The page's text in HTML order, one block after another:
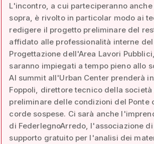
L'incontro, a cui parteciperanno
sopra, è rivolto in particolar modo ai
redigere il progetto preliminare del
affidato alle professionalità interne
Progettazione dell'Area Lavori
saranno impiegati a tempo pieno allo
Al summit all'Urban Center prenderà
Foppoli, direttore tecnico della
preliminare delle condizioni del Ponte
corde sospese. Ci sarà anche
di FederlegnoArredo, l'associazione
supporto gratuito per l'analisi dei